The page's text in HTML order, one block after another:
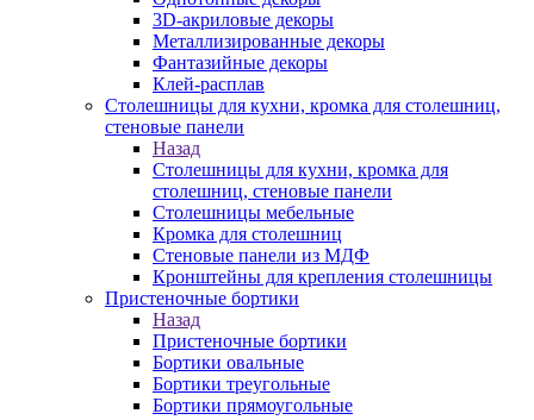
3D-акриловые декоры
Металлизированные декоры
Фантазийные декоры
Клей-расплав
Столешницы для кухни, кромка для столешниц,
стеновые панели
Назад
Столешницы для кухни, кромка для
столешниц, стеновые панели
Столешницы мебельные
Кромка для столешниц
Стеновые панели из МДФ
Кронштейны для крепления столешницы
Пристеночные бортики
Назад
Пристеночные бортики
Бортики овальные
Бортики треугольные
Бортики прямоугольные